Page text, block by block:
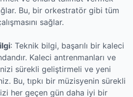
Bu, bir orkestratör gibi tüm
sağlar.
: Teknik bilgi, başarılı bir kaleci
Kaleci antrenmanları ve
sürekli geliştirmeli ve yeni
Bu, tıpkı bir müzisyenin sürekli
her geçen gün daha iyi bir